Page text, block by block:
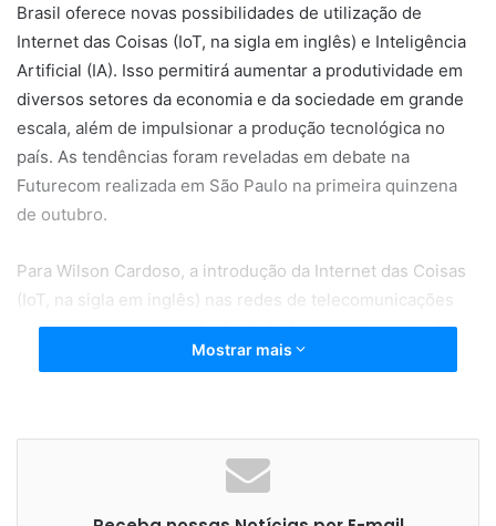
Brasil oferece novas possibilidades de utilização de
Internet das Coisas (IoT, na sigla em inglês) e Inteligência
Artificial (IA). Isso permitirá aumentar a produtividade em
diversos setores da economia e da sociedade em grande
escala, além de impulsionar a produção tecnológica no
país. As tendências foram reveladas em debate na
Futurecom realizada em São Paulo na primeira quinzena
de outubro.
Para Wilson Cardoso, a introdução da Internet das Coisas
(IoT, na sigla em inglês) nas redes de telecomunicações
proporciona grande redução de latência na transmissão de
dados e o desenvolvimento de novas capacidades em
transmitem imagens em alta resolução com baixa latência”,
ilustra Cardoso. “No 5G, em uma única rede temos todas
Mostrar mais